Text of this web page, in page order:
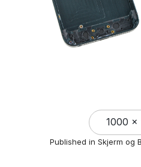
Full
size
1000 ×
Published in Skjerm og